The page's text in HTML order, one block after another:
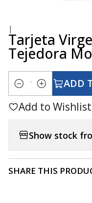
|
Tarjeta
Tejedora
Quantity
ADD
Add to Wishlist
Show stock
SHARE THIS